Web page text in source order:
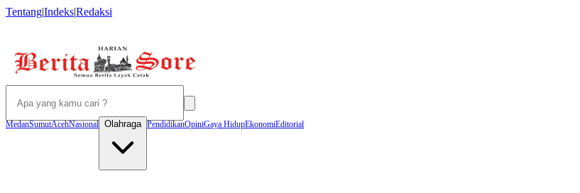
Tentang|Indeks|Redaksi
MedanSumutAcehNasional Olahraga PendidikanOpiniGaya HidupEkonomiEditorial